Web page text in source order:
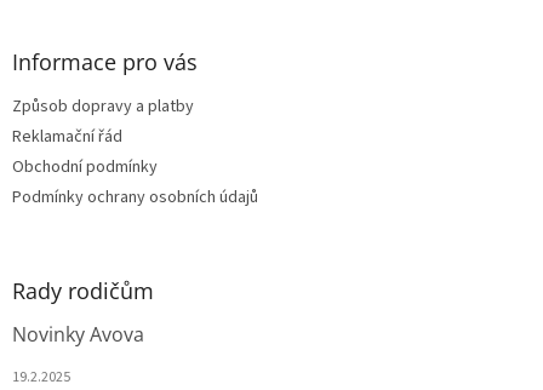
Informace pro vás
Způsob dopravy a platby
Reklamační řád
Obchodní podmínky
Podmínky ochrany osobních údajů
Rady rodičům
Novinky Avova
19.2.2025